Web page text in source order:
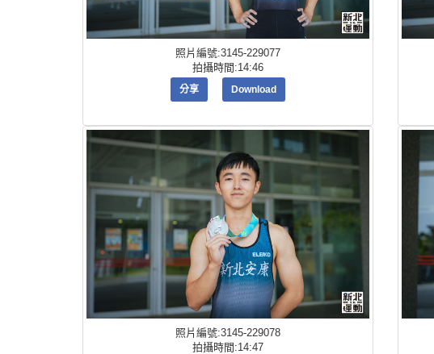
照片編號:3145-229077
拍攝時間:14:46
分享 Download
照片編號:3145-229078
拍攝時間:14:47